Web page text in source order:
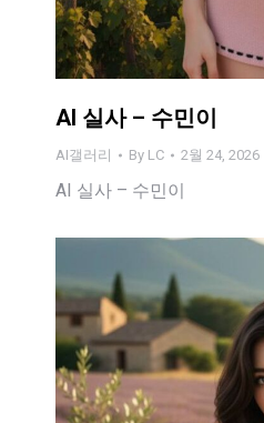
AI 실사 – 수민이
AI갤러리 By LC 2월 24, 2026
AI 실사 – 수민이